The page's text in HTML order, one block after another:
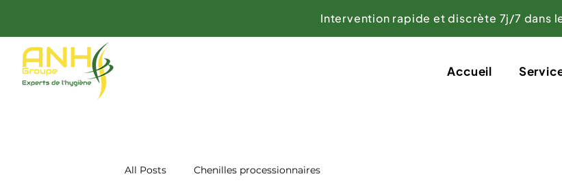
Intervention rapide et discrète 7j/7 dans
Accueil
All Posts Chenilles processionnaires